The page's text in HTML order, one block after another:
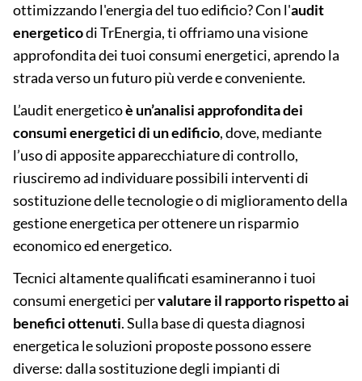
ottimizzando l'energia del tuo edificio? Con l'audit
energeticodi TrEnergia, ti offriamo una visione
approfondita dei tuoi consumi energetici, aprendo la
strada verso un futuro più verde e conveniente.
L’audit energeticoè un’analisi approfondita dei
consumi energetici di un edificio, dove, mediante
l’uso di apposite apparecchiature di controllo,
riusciremo ad individuare possibili interventi di
sostituzione delle tecnologie o di miglioramento della
gestione energetica per ottenere un risparmio
economico ed energetico.
Tecnici altamente qualificati esamineranno i tuoi
consumi energetici pervalutare il rapporto rispetto ai
benefici ottenuti. Sulla base di questa diagnosi
energetica le soluzioni proposte possono essere
diverse: dalla sostituzione degli impianti di